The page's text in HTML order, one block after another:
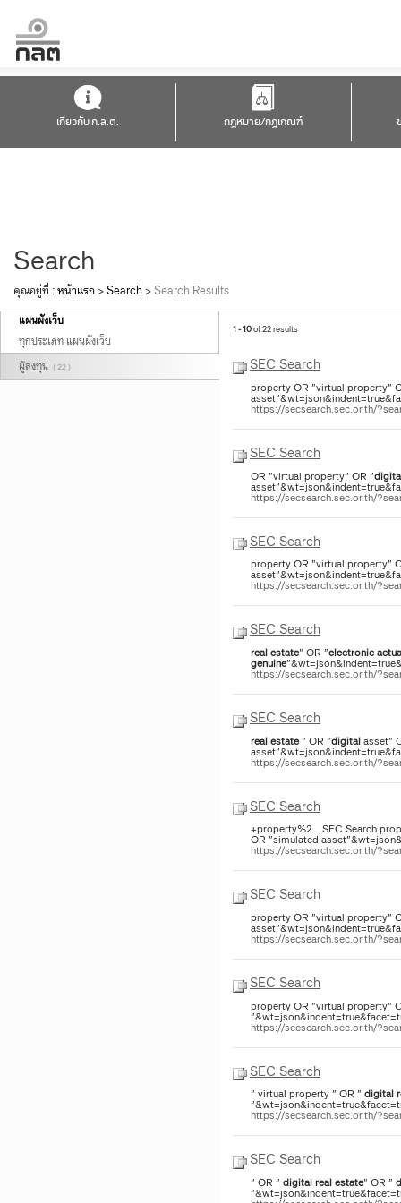
เกี่ยวกับ ก.ล.ต. กฎหมาย/กฎเกณฑ์
Search
คุณอยู่ที่ :หน้าแรก >Search >Search Results
แผนผังเว็บ
ทุกประเภท แผนผังเว็บ
ผู้ลงทุน ( 22 )
1 - 10of 22 results
SEC Search
property OR "virtual property"
https://secsearch.sec.or.th/
SEC Search
OR "virtual property" OR "
https://secsearch.sec.or.th/
SEC Search
property OR "virtual property"
https://secsearch.sec.or.th/
SEC Search
realestate" OR "electronic
genuine
https://secsearch.sec.or.th/
SEC Search
realestate" OR "digitalasset"
https://secsearch.sec.or.th/
SEC Search
+property%2... SEC Search
OR "simulated
https://secsearch.sec.or.th/
SEC Search
property OR "virtual property"
https://secsearch.sec.or.th/
SEC Search
property OR "virtual property"
https://secsearch.sec.or.th/
SEC Search
" virtual property " OR " digital
https://secsearch.sec.or.th/
SEC Search
" OR " digitalrealestate" OR "